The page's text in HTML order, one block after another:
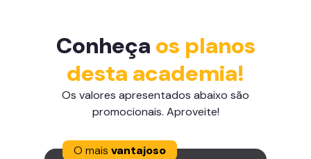
Conheça os planos
desta academia!
Os valores apresentados abaixo são
promocionais. Aproveite!
O mais vantajoso